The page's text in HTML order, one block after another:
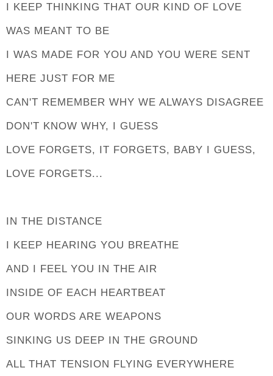
I KEEP THINKING THAT OUR KIND OF LOVE
WAS MEANT TO BE
I WAS MADE FOR YOU AND YOU WERE SENT
HERE JUST FOR ME
CAN'T REMEMBER WHY WE ALWAYS DISAGREE
DON'T KNOW WHY, I GUESS
LOVE FORGETS, IT FORGETS, BABY I GUESS,
LOVE FORGETS...
IN THE DISTANCE
I KEEP HEARING YOU BREATHE
AND I FEEL YOU IN THE AIR
INSIDE OF EACH HEARTBEAT
OUR WORDS ARE WEAPONS
SINKING US DEEP IN THE GROUND
ALL THAT TENSION FLYING EVERYWHERE